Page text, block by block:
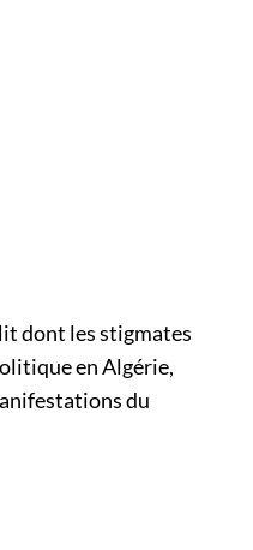
dont les stigmates
en Algérie,
du